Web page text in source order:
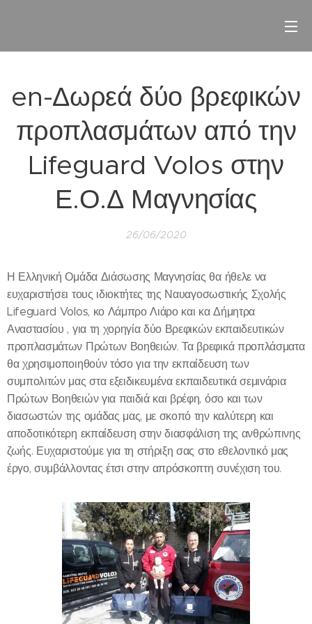
en-Δωρεά δύο βρεφικών
προπλασμάτων από την
Lifeguard Volos στην
Ε.Ο.Δ Μαγνησίας
26/06/2020
Η Ελληνική Ομάδα Διάσωσης Μαγνησίας θα ήθελε να
ευχαριστήσει τους ιδιοκτήτες της Ναυαγοσωστικής Σχολής
Lifeguard Volos, κο Λάμπρο Λιάρο και κα Δήμητρα
Αναστασίου , για τη χορηγία δύο Βρεφικών εκπαιδευτικών
προπλασμάτων Πρώτων Βοηθειών. Τα βρεφικά προπλάσματα
θα χρησιμοποιηθούν τόσο για την εκπαίδευση των
συμπολιτών μας στα εξειδικευμένα εκπαιδευτικά σεμινάρια
Πρώτων Βοηθειών για παιδιά και βρέφη, όσο και των
διασωστών της ομάδας μας, με σκοπό την καλύτερη και
αποδοτικότερη εκπαίδευση στην διασφάλιση της ανθρώπινης
ζωής. Ευχαριστούμε για τη στήριξη σας στο εθελοντικό μας
έργο, συμβάλλοντας έτσι στην απρόσκοπτη συνέχιση του.